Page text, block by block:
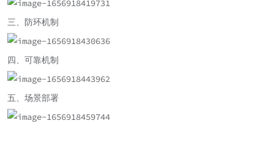
三、防环机制
四、可靠机制
五、场景部署